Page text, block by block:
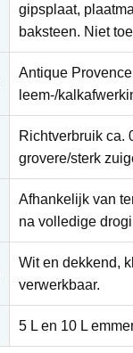
gipsplaat,
baksteen. Niet
Antique Provence
leem-/
Richtverbruik ca.
grovere/sterk
Afhankelijk van
na volledige
Wit en dekkend,
verwerkbaar.
5 L en 10 L